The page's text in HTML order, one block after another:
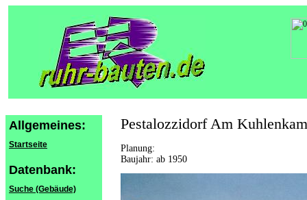
Allgemeines:
Startseite
Datenbank:
Suche (Gebäude)
Pestalozzidorf Am
Planung:
Baujahr: ab 1950